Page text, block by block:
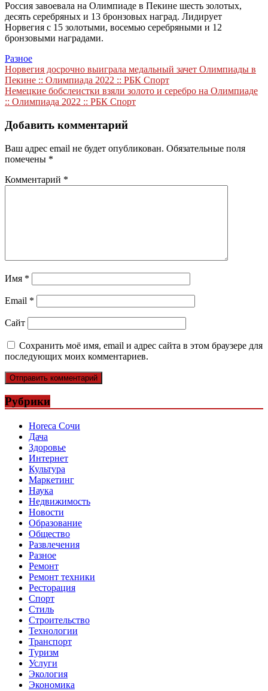
Россия завоевала на Олимпиаде в Пекине шесть золотых,
десять серебряных и 13 бронзовых наград. Лидирует
Норвегия с 15 золотыми, восемью серебряными и 12
бронзовыми наградами.
Разное
Навигация
по
записям
Норвегия досрочно выиграла медальный зачет Олимпиады в
Пекине :: Олимпиада 2022 :: РБК Спорт
Немецкие бобслеистки взяли золото и серебро на Олимпиаде
:: Олимпиада 2022 :: РБК Спорт
Добавить комментарий
Ваш адрес email не будет опубликован. Обязательные поля
помечены *
Комментарий *
Имя *
Email *
Сайт
Сохранить моё имя, email и адрес сайта в этом браузере для
последующих моих комментариев.
Рубрики
Horeca Сочи
Дача
Здоровье
Интернет
Культура
Маркетинг
Наука
Недвижимость
Новости
Образование
Общество
Развлечения
Разное
Ремонт
Ремонт техники
Ресторация
Спорт
Стиль
Строительство
Технологии
Транспорт
Туризм
Услуги
Экология
Экономика